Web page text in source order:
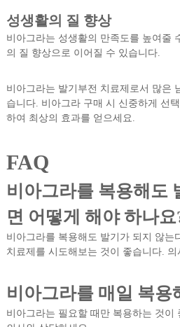
성생활의 질 향상
비아그라는 성생활의 만족도를 높여줄
의 질 향상으로 이어질 수 있습니다.
비아그라는 발기부전 치료제로서 많은
습니다. 비아그라 구매 시 신중하게 선
하여 최상의 효과를 얻으세요.
FAQ
비아그라를 복용해도
면 어떻게 해야 하나요
비아그라를 복용해도 발기가 되지 않는
치료제를 시도해보는 것이 좋습니다. 의
비아그라를 매일 복용
비아그라는 필요할 때만 복용하는 것이